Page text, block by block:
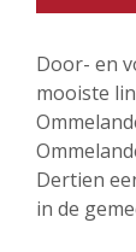
Door- en
mooiste
Dertien
in de